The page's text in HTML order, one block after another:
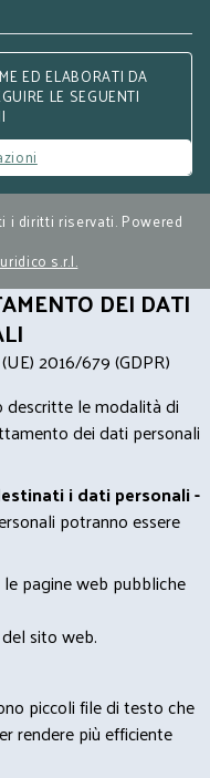
ED ELABORATI DA
LE SEGUENTI
i diritti riservati. Powered
s.r.l.
DEI DATI
2016/679 (GDPR)
descritte le modalità di
dei dati personali
i dati personali -
potranno essere
pagine web pubbliche
sito web.
piccoli file di testo che
rendere più efficiente